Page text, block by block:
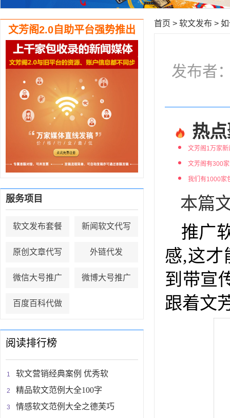
文芳阁2.0自助平台强势推出
服务项目
软文发布套餐 新闻软文代写
原创文章代写 外链代发
微信大号推广 微博大号推广
百度百科代做
阅读排行榜
软文营销经典案例 优秀软
精品软文范例大全100字
情感软文范例大全之德芙巧
首页 > 软文发布 >
发布者
热
文芳阁1万家
文芳阁有300
我们有1000家
本篇
推广
感,这才
到带宣
跟着文